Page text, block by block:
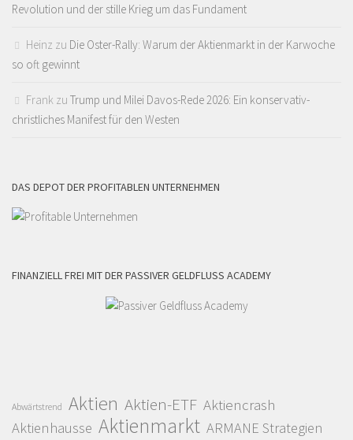
Revolution und der stille Krieg um das Fundament
Heinz zu Die Oster-Rally: Warum der Aktienmarkt in der Karwoche
so oft gewinnt
Frank zu Trump und Milei Davos-Rede 2026: Ein konservativ-
christliches Manifest für den Westen
DAS DEPOT DER PROFITABLEN UNTERNEHMEN
FINANZIELL FREI MIT DER PASSIVER GELDFLUSS ACADEMY
Abwärtstrend Aktien Aktien-ETF Aktiencrash
Aktienhausse Aktienmarkt ARMANE Strategien